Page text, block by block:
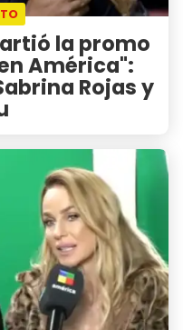
la promo
América":
Rojas y